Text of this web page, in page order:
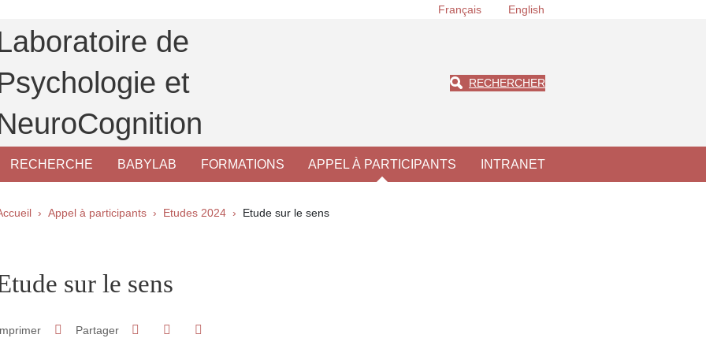
Français English
de
et
RECHERCHER
RECHERCHE BABYLAB FORMATIONS APPEL À PARTICIPANTS INTRANET
d'Ariane
Appel à participants Etudes 2024 Etude sur le sens
Sidebar
sur le sens
Partager Partager sur Facebook
Partager sur LinkedIn